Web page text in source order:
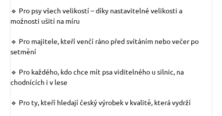
🔹 Pro psy všech velikostí – díky nastavitelné velikosti a
možnosti ušití na míru
🔹 Pro majitele, kteří venčí ráno před svítáním nebo večer po
setmění
🔹 Pro každého, kdo chce mít psa viditelného u silnic, na
chodnících i v lese
🔹 Pro ty, kteří hledají český výrobek v kvalitě, která vydrží